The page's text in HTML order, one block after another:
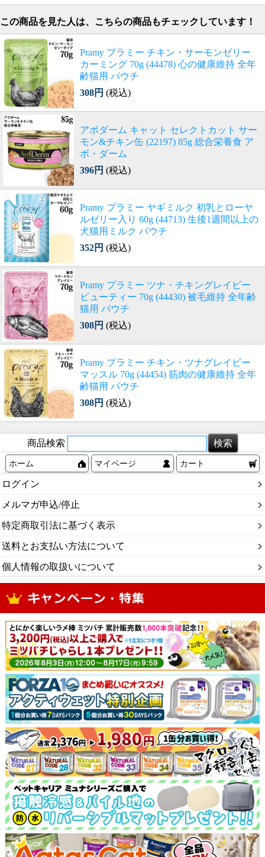
この商品を見た人は、こちらの商品もチェックしています！
Pramy プラミー チキン・サーモンゼリー
カーミング 70g (44478) 心の健康維持 全年
齢猫用 パウチ
308円 (税込)
アボダーム キャット セレクトカット サー
モン&チキン缶 (22197) 85g 総合栄養食 ア
ボ・ダーム
396円 (税込)
Pramy プラミー ヤギミルク 初乳とローヤ
ルゼリー入り 60g (44713) 生後1週間以上の
犬猫用ミルク パウチ
352円 (税込)
Pramy プラミー ツナ・チキングレイビー
ビューティー 70g (44430) 被毛維持 全年齢
猫用 パウチ
308円 (税込)
Pramy プラミー チキン・ツナグレイビー
マッスル 70g (44454) 筋肉の健康維持 全年
齢猫用 パウチ
308円 (税込)
商品検索
ホーム マイページ カート
ログイン
メルマガ申込/停止
特定商取引法に基づく表示
送料とお支払い方法について
個人情報の取扱いについて